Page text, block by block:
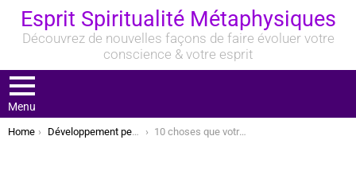
Esprit Spiritualité Métaphysiques
Découvrez de nouvelles façons de faire évoluer votre
conscience & votre esprit
Menu
You are here:
Home Développement personnel : les clés pour mieux se connaître 10 choses que votre maman ne vous a jamais avoué…